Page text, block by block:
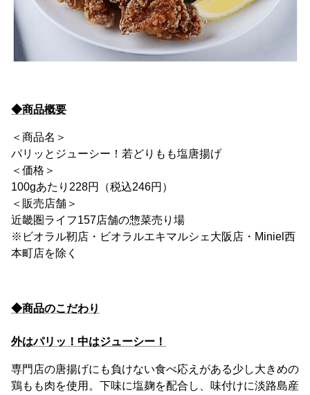
◆商品概要
＜商品名＞
パリッとジューシー！若どりもも塩唐揚げ
＜価格＞
100gあたり228円（税込246円）
＜販売店舗＞
近畿圏ライフ157店舗の惣菜売り場
※ビオラル靭店・ビオラルエキマルシェ大阪店・Miniel西
本町店を除く
◆商品のこだわり
外はパリッ！中はジューシー！
専門店の唐揚げにも負けない食べ応えがある少し大きめの
鶏もも肉を使用。下味に塩麹を配合し、味付けに淡路島産